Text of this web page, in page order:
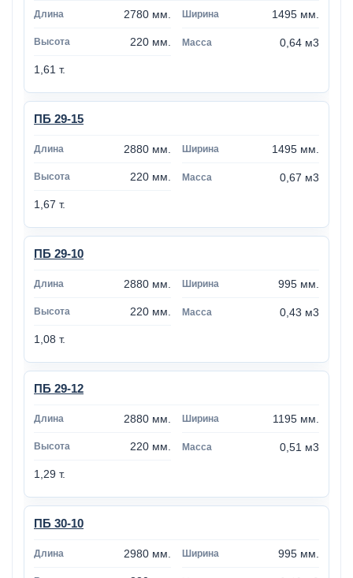
2780 мм. 1495 мм.
220 мм. 0,64 м3
1,61 т.
ПБ 29-15
2880 мм. 1495 мм.
220 мм. 0,67 м3
1,67 т.
ПБ 29-10
2880 мм. 995 мм.
220 мм. 0,43 м3
1,08 т.
ПБ 29-12
2880 мм. 1195 мм.
220 мм. 0,51 м3
1,29 т.
ПБ 30-10
2980 мм. 995 мм.